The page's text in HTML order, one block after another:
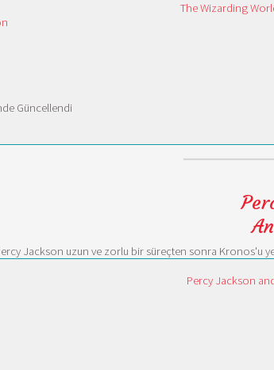
The Wizarding
Güncellendi
Jackson uzun ve zorlu bir süreçten sonra Kronos'u
Percy Jackson